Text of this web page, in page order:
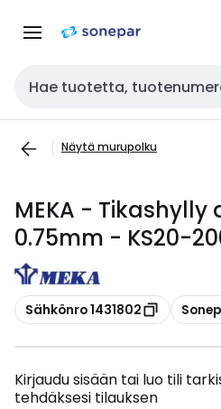
navigointiinsisältöön
Haku
Näytä murupolku
MEKA -
0.75mm - KS20-
Kopioi
Sähkönro 1431802 Kopioi
Kirjaudu sisään tai luo tili
tehdäksesi tilauksen